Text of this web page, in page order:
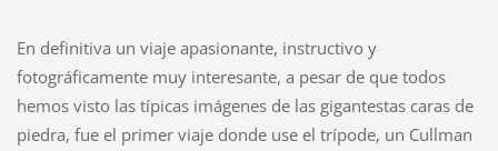
En definitiva un viaje apasionante, instructivo y
fotográficamente muy interesante, a pesar de que todos
hemos visto las típicas imágenes de las gigantestas caras de
piedra, fue el primer viaje donde use el trípode, un Cullman